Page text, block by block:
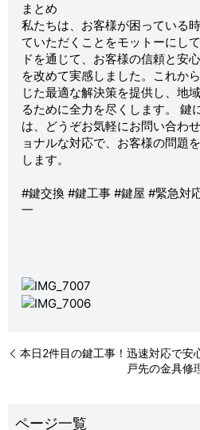
まとめ
私たちは、お客様が困っている
ていただくことをモットーにし
ドを通じて、お客様の信頼と安
を改めて実感しました。これか
じた最適な解決策を提供し、地
るために全力を尽くします。 鍵
は、どうぞお気軽にお問い合わ
ョナルな対応で、お客様の問題
します。
#鍵交換 #鍵工事 #鍵屋 #緊急対
一
本日2件目の鍵工事！迅速対応で安
戸先の金具修